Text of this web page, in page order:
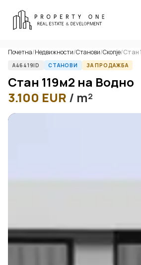
Почетна/Недвижности/Станови/Скопје/Стан
A46419ID СТАНОВИ ЗА ПРОДАЖБА
Стан 119м2 на Водно
3.100 EUR / m²